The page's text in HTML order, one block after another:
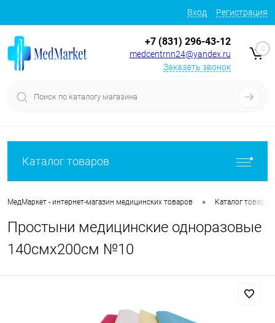
Вход Регистрация
+7 (831) 296-43-12
medcentrnn24@yandex.ru
Заказать звонок
0
Каталог товаров
МедМаркет - интернет-магазин медицинских товаров • Каталог товаров
Простыни медицинские одноразовые
140смх200см №10